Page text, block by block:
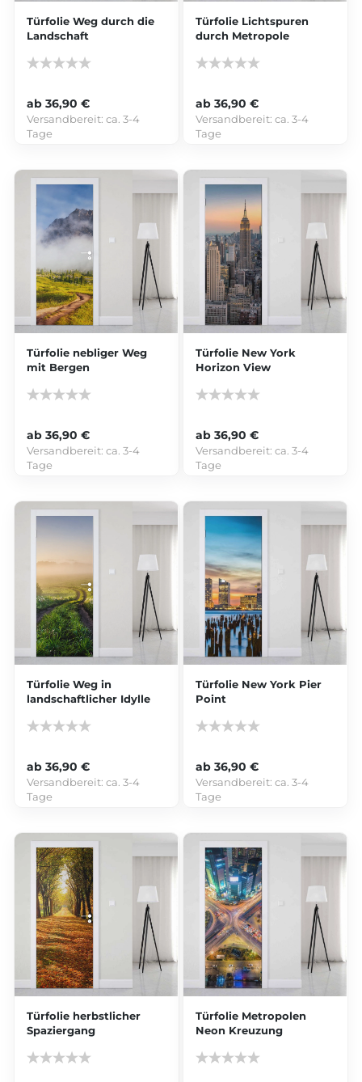
Türfolie Weg durch die
Landschaft
ab 36,90 €
Versandbereit:ca. 3-4
Tage
Türfolie Lichtspuren
durch Metropole
ab 36,90 €
Versandbereit:ca. 3-4
Tage
Türfolie nebliger Weg
mit Bergen
ab 36,90 €
Versandbereit:ca. 3-4
Tage
Türfolie New York
Horizon View
ab 36,90 €
Versandbereit:ca. 3-4
Tage
Türfolie Weg in
landschaftlicher Idylle
ab 36,90 €
Versandbereit:ca. 3-4
Tage
Türfolie New York Pier
Point
ab 36,90 €
Versandbereit:ca. 3-4
Tage
Türfolie herbstlicher
Spaziergang
Türfolie Metropolen
Neon Kreuzung